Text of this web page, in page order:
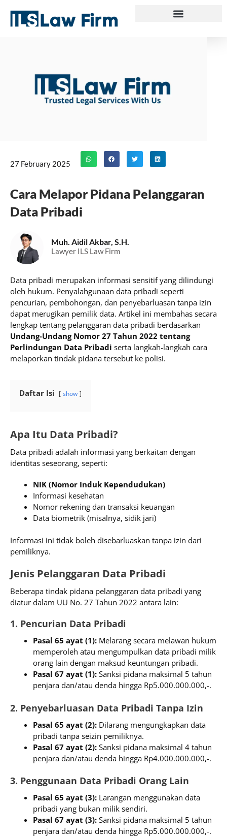
content
27 February 2025
Cara Melapor Pidana Pelanggaran
Data Pribadi
Muh. Aidil Akbar, S.H.
Lawyer ILS Law Firm
Data pribadi merupakan informasi sensitif yang dilindungi
oleh hukum. Penyalahgunaan data pribadi seperti
pencurian, pembohongan, dan penyebarluasan tanpa izin
dapat merugikan pemilik data. Artikel ini membahas secara
lengkap tentang pelanggaran data pribadi berdasarkan
Undang-Undang Nomor 27 Tahun 2022 tentang
Perlindungan Data Pribadi serta langkah-langkah cara
melaporkan tindak pidana tersebut ke polisi.
Daftar Isi show
Apa Itu Data Pribadi?
Data pribadi adalah informasi yang berkaitan dengan
identitas seseorang, seperti:
NIK (Nomor Induk Kependudukan)
Informasi kesehatan
Nomor rekening dan transaksi keuangan
Data biometrik (misalnya, sidik jari)
Informasi ini tidak boleh disebarluaskan tanpa izin dari
pemiliknya.
Jenis Pelanggaran Data Pribadi
Beberapa tindak pidana pelanggaran data pribadi yang
diatur dalam UU No. 27 Tahun 2022 antara lain:
1. Pencurian Data Pribadi
Pasal 65 ayat (1): Melarang secara melawan hukum
memperoleh atau mengumpulkan data pribadi milik
orang lain dengan maksud keuntungan pribadi.
Pasal 67 ayat (1): Sanksi pidana maksimal 5 tahun
penjara dan/atau denda hingga Rp5.000.000.000,-.
2. Penyebarluasan Data Pribadi Tanpa Izin
Pasal 65 ayat (2): Dilarang mengungkapkan data
pribadi tanpa seizin pemiliknya.
Pasal 67 ayat (2): Sanksi pidana maksimal 4 tahun
penjara dan/atau denda hingga Rp4.000.000.000,-.
3. Penggunaan Data Pribadi Orang Lain
Pasal 65 ayat (3): Larangan menggunakan data
pribadi yang bukan milik sendiri.
Pasal 67 ayat (3): Sanksi pidana maksimal 5 tahun
penjara dan/atau denda hingga Rp5.000.000.000,-.